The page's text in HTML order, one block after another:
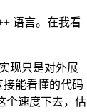
语言。在我看
现只是对外展
能看懂的代码
个速度下去，估